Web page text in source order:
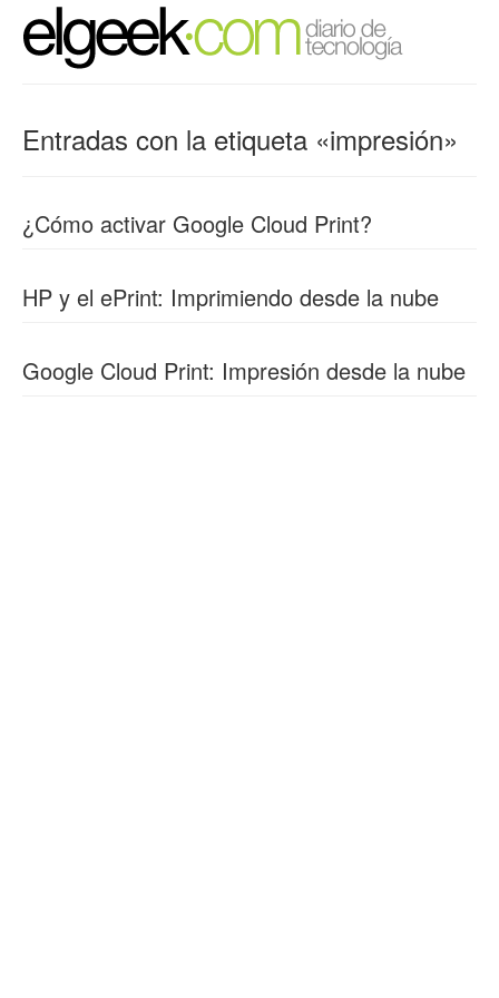
Entradas con la etiqueta «impresión»
¿Cómo activar Google Cloud Print?
HP y el ePrint: Imprimiendo desde la nube
Google Cloud Print: Impresión desde la nube